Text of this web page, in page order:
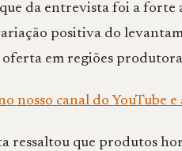
da entrevista foi a forte
positiva do
em regiões
nosso canal do YouTube
ressaltou que produtos